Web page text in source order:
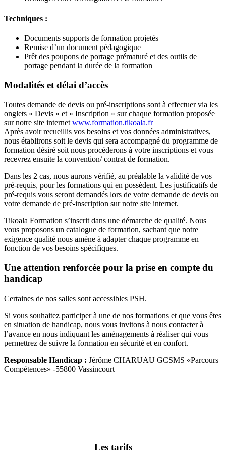
Techniques :
Documents supports de formation projetés
Remise d’un document pédagogique
Prêt des poupons de portage prématuré et des outils de
portage pendant la durée de la formation
Modalités et délai d’accès
Toutes demande de devis ou pré-inscriptions sont à effectuer via les
onglets « Devis » et « Inscription » sur chaque formation proposée
sur notre site internet www.formation.tikoala.fr
Après avoir recueillis vos besoins et vos données administratives,
nous établirons soit le devis qui sera accompagné du programme de
formation désiré soit nous procéderons à votre inscriptions et vous
recevrez ensuite la convention/ contrat de formation.
Dans les 2 cas, nous aurons vérifié, au préalable la validité de vos
pré-requis, pour les formations qui en possèdent. Les justificatifs de
pré-requis vous seront demandés lors de votre demande de devis ou
votre demande de pré-inscription sur notre site internet.
Tikoala Formation s’inscrit dans une démarche de qualité. Nous
vous proposons un catalogue de formation, sachant que notre
exigence qualité nous amène à adapter chaque programme en
fonction de vos besoins spécifiques.
Une attention renforcée pour la prise en compte du
handicap
Certaines de nos salles sont accessibles PSH.
Si vous souhaitez participer à une de nos formations et que vous êtes
en situation de handicap, nous vous invitons à nous contacter à
l’avance en nous indiquant les aménagements à réaliser qui vous
permettrez de suivre la formation en sécurité et en confort.
Responsable Handicap : Jérôme CHARUAU GCSMS «Parcours
Compétences» -55800 Vassincourt
Les tarifs